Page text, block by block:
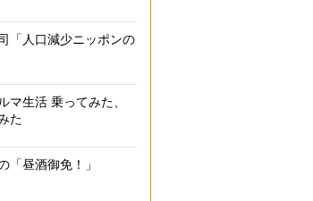
「人口減少ニッポンの
マ生活 乗ってみた、
た
「昼酒御免！」